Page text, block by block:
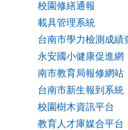
校園修繕通報
載具管理系統
台南市學力檢測成績
永安國小健康促進網
南市教育局報修網站
台南市新生報到系統
校園樹木資訊平台
教育人才庫媒合平台